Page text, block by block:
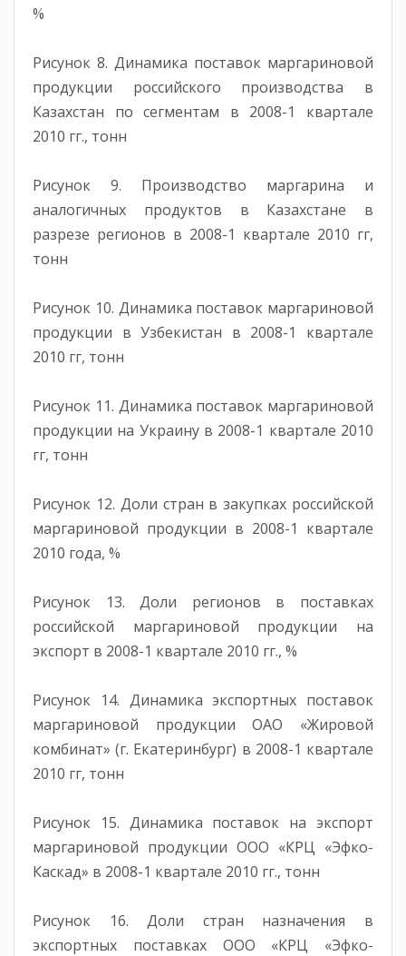
%
Рисунок 8. Динамика поставок маргариновой
продукции российского производства в
Казахстан по сегментам в 2008-1 квартале
2010 гг., тонн
Рисунок 9. Производство маргарина и
аналогичных продуктов в Казахстане в
разрезе регионов в 2008-1 квартале 2010 гг,
тонн
Рисунок 10. Динамика поставок маргариновой
продукции в Узбекистан в 2008-1 квартале
2010 гг, тонн
Рисунок 11. Динамика поставок маргариновой
продукции на Украину в 2008-1 квартале 2010
гг, тонн
Рисунок 12. Доли стран в закупках российской
маргариновой продукции в 2008-1 квартале
2010 года, %
Рисунок 13. Доли регионов в поставках
российской маргариновой продукции на
экспорт в 2008-1 квартале 2010 гг., %
Рисунок 14. Динамика экспортных поставок
маргариновой продукции ОАО «Жировой
комбинат» (г. Екатеринбург) в 2008-1 квартале
2010 гг, тонн
Рисунок 15. Динамика поставок на экспорт
маргариновой продукции ООО «КРЦ «Эфко-
Каскад» в 2008-1 квартале 2010 гг., тонн
Рисунок 16. Доли стран назначения в
экспортных поставках ООО «КРЦ «Эфко-